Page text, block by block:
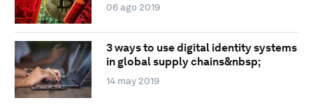
06 ago 2019
3 ways to use digital identity systems
in global supply chains&nbsp;
14 may 2019